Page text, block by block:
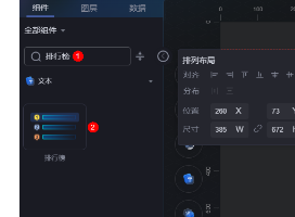
费
明
快
速
入